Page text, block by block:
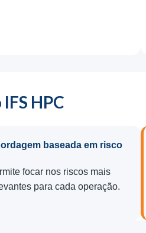
HPC
baseada em risco
focar nos riscos mais
para cada operação.